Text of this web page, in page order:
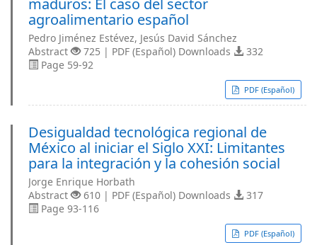
maduros: El caso del sector
agroalimentario español
Pedro Jiménez Estévez, Jesús David Sánchez
Abstract
725 | PDF (Español) Downloads
332
Page 59-92
PDF (Español)
Desigualdad tecnológica regional de
México al iniciar el Siglo XXI: Limitantes
para la integración y la cohesión social
Jorge Enrique Horbath
Abstract
610 | PDF (Español) Downloads
317
Page 93-116
PDF (Español)